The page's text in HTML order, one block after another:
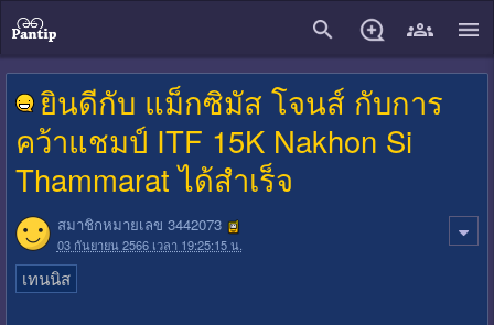
ยินดีกับ แม็กซิมัส โจนส์ กับการ
คว้าแชมป์ ITF 15K Nakhon Si
Thammarat ได้สำเร็จ
สมาชิกหมายเลข 3442073
03 กันยายน 2566 เวลา 19:25:15 น.
เทนนิส
close